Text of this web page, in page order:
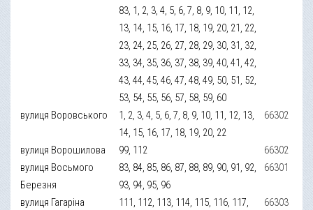
83, 1, 2, 3, 4, 5, 6, 7, 8, 9, 10, 11, 12,
13, 14, 15, 16, 17, 18, 19, 20, 21, 22,
23, 24, 25, 26, 27, 28, 29, 30, 31, 32,
33, 34, 35, 36, 37, 38, 39, 40, 41, 42,
43, 44, 45, 46, 47, 48, 49, 50, 51, 52,
53, 54, 55, 56, 57, 58, 59, 60
вулиця Воровського
1, 2, 3, 4, 5, 6, 7, 8, 9, 10, 11, 12, 13,
14, 15, 16, 17, 18, 19, 20, 22
66302
вулиця Ворошилова 99, 112
66302
вулиця Восьмого
Березня
83, 84, 85, 86, 87, 88, 89, 90, 91, 92,
93, 94, 95, 96
66301
вулиця Гагаріна 111, 112, 113, 114, 115, 116, 117, 66303